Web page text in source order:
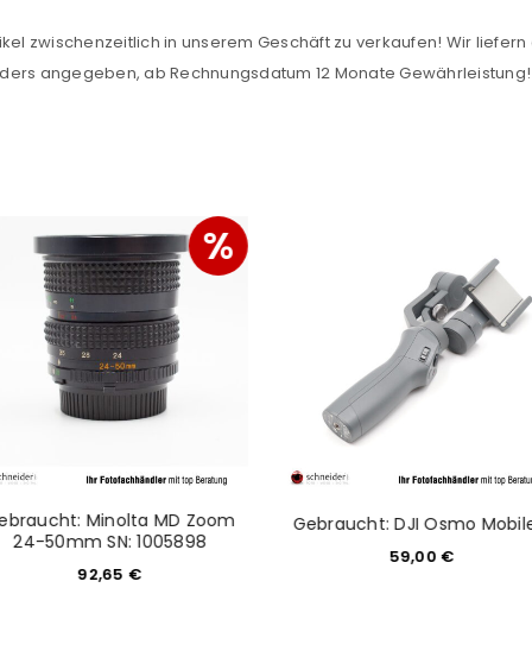
REGISTRIEREN
zwischenzeitlich in unserem Geschäft zu verkaufen! Wir
angegeben, ab Rechnungsdatum 12 Monate Gewährleistung!
%
Minolta MD Zoom
24-50mm SN: 1005898
92,65 €
Gebraucht: DJI Osmo
59,00€